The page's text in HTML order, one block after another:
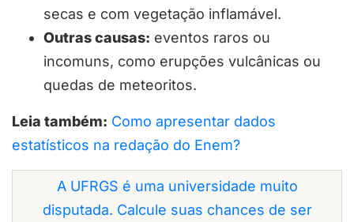
secas e com vegetação inflamável.
Outras causas: eventos raros ou
incomuns, como erupções vulcânicas ou
quedas de meteoritos.
Leia também: Como apresentar dados
estatísticos na redação do Enem?
A UFRGS é uma universidade muito
disputada. Calcule suas chances de ser